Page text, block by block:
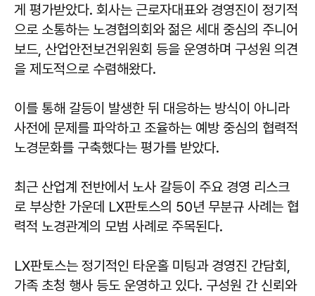
게 평가받았다. 회사는 근로자대표와 경영진이 정기적
으로 소통하는 노경협의회와 젊은 세대 중심의 주니어
보드, 산업안전보건위원회 등을 운영하며 구성원 의견
을 제도적으로 수렴해왔다.
이를 통해 갈등이 발생한 뒤 대응하는 방식이 아니라
사전에 문제를 파악하고 조율하는 예방 중심의 협력적
노경문화를 구축했다는 평가를 받았다.
최근 산업계 전반에서 노사 갈등이 주요 경영 리스크
로 부상한 가운데 LX판토스의 50년 무분규 사례는 협
력적 노경관계의 모범 사례로 주목된다.
LX판토스는 정기적인 타운홀 미팅과 경영진 간담회,
가족 초청 행사 등도 운영하고 있다. 구성원 간 신뢰와